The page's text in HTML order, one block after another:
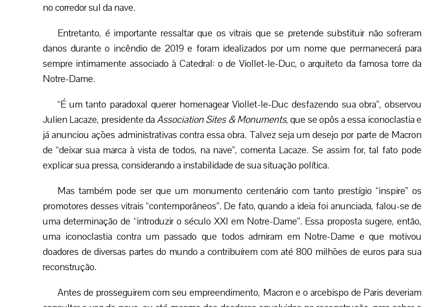
no corredor sul da nave.
Entretanto, é importante ressaltar que os vitrais que se pretende substituir não sofreram
danos durante o incêndio de 2019 e foram idealizados por um nome que permanecerá para
sempre intimamente associado à Catedral: o de Viollet-le-Duc, o arquiteto da famosa torre da
Notre-Dame.
“É um tanto paradoxal querer homenagear Viollet-le-Duc desfazendo sua obra”, observou
Julien Lacaze, presidente daAssociation Sites & Monuments, que se opôs a essa iconoclastia e
já anunciou ações administrativas contra essa obra. Talvez seja um desejo por parte de Macron
de “deixar sua marca à vista de todos, na nave”, comenta Lacaze. Se assim for, tal fato pode
explicar sua pressa, considerando a instabilidade de sua situação política.
Mas também pode ser que um monumento centenário com tanto prestígio “inspire” os
promotores desses vitrais “contemporâneos”. De fato, quando a ideia foi anunciada, falou-se de
uma determinação de “introduzir o século XXI em Notre-Dame”. Essa proposta sugere, então,
uma iconoclastia contra um passado que todos admiram em Notre-Dame e que motivou
doadores de diversas partes do mundo a contribuírem com até 800 milhões de euros para sua
reconstrução.
Antes de prosseguirem com seu empreendimento, Macron e o arcebispo de Paris deveriam